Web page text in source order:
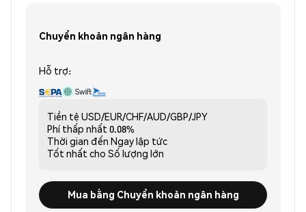
Chuyển khoản ngân hàng
Hỗ trợ:
Tiền tệ USD/EUR/CHF/AUD/GBP/JPY
Phí thấp nhất 0.08%
Thời gian đến Ngay lập tức
Tốt nhất cho Số lượng lớn
Mua bằng Chuyển khoản ngân hàng